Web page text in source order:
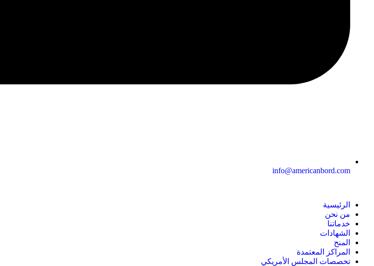
info@americanbord.com
الرئيسية
من نحن
خدماتنا
الشهادات
المنح
المراكز المعتمدة
تخصصات المجلس الأمريكي